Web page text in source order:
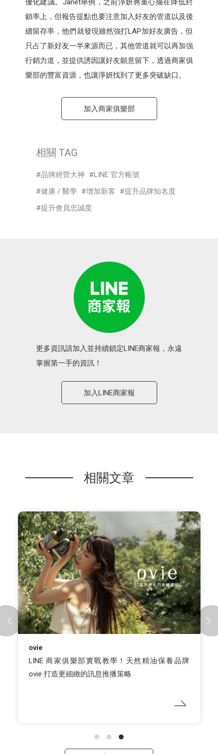
優化建議。Janet舉例，之前淨妍將重心擺在降低封
鎖率上，但報告提點也要注意加入好友的管道以及後
續留存率，他們就發現雖然強打LAP加好友廣告，但
只占了新好友一半來源而已，其他管道就可以再加強
行銷力道，並提供誘因讓好友願意留下，透過商家俱
樂部的豐富資源，也讓淨妍找到了更多突破缺口。
加入商家俱樂部
相關 TAG
品牌經營大神
LINE 官方帳號
健康 / 醫學
增加新客
提升品牌知名度
提升會員忠誠度
更多資訊請加入並持續鎖定LINE商家報，永遠
掌握第一手的資訊！
加入LINE商家報
相關文章
ovie
LINE 商家俱樂部實戰教學！天然精油保養品牌
ovie 打造更細緻的訊息推播策略